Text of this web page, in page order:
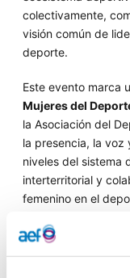
colectivamente,
visión común de
deporte.
Este evento marca
Mujeres del
la Asociación del
la presencia, la voz
niveles del sistema
interterritorial y
femenino en el
activa y